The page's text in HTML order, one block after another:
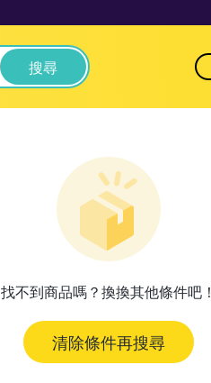
搜尋
找不到商品嗎？換換其他條件吧！
清除條件再搜尋